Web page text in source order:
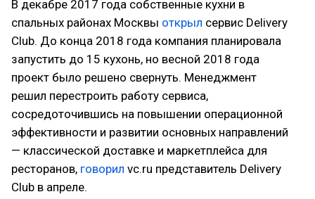
В декабре 2017 года собственные кухни в
спальных районах Москвы открыл сервис Delivery
Club. До конца 2018 года компания планировала
запустить до 15 кухонь, но весной 2018 года
проект было решено свернуть. Менеджмент
решил перестроить работу сервиса,
сосредоточившись на повышении операционной
эффективности и развитии основных направлений
— классической доставке и маркетплейса для
ресторанов, говорил vc.ru представитель Delivery
Club в апреле.